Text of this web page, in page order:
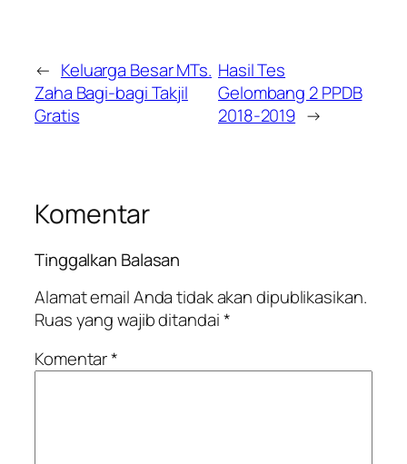
← Keluarga Besar MTs.
Zaha Bagi-bagi Takjil
Gratis
Hasil Tes
Gelombang 2 PPDB
2018-2019 →
Komentar
Tinggalkan Balasan
Alamat email Anda tidak akan dipublikasikan.
Ruas yang wajib ditandai*
Komentar*